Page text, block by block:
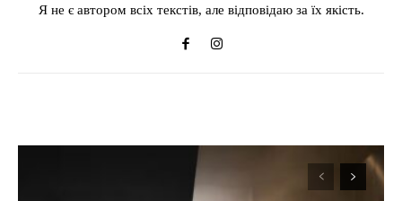
Я не є автором всіх текстів, але відповідаю за їх якість.